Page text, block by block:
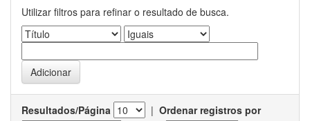
Utilizar filtros para refinar o resultado de busca.
Resultados/Página | Ordenar registros por